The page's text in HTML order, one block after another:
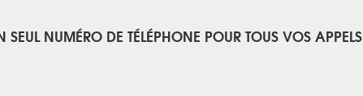
SEUL NUMÉRO DE TÉLÉPHONE POUR TOUS VOS APPELS